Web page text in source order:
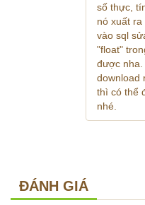
số thực,
nó xuất
vào sql
"float"
được nha.
download
thì có thể
nhé.
ĐÁNH GIÁ